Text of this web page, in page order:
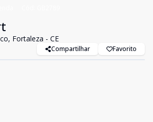
Fortaleza - CE
Compartilhar Favorito